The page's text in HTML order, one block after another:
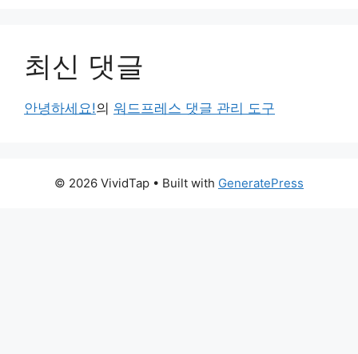
최신 댓글
안녕하세요!의 워드프레스 댓글 관리 도구
© 2026 VividTap • Built with GeneratePress